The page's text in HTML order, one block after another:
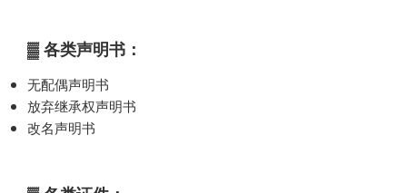
▓ 各类声明书：
无配偶声明书
放弃继承权声明书
改名声明书